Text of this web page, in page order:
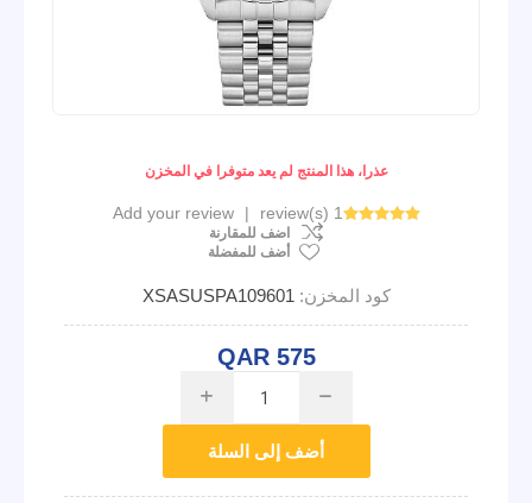
عذرا، هذا المنتج لم يعد متوفرا في المخزن
1 review(s)
|
Add your review
اضف للمقارنة
أضف للمفضلة
كود المخزن: XSASUSPA109601
QAR 575
i h
أضف إلى السلة